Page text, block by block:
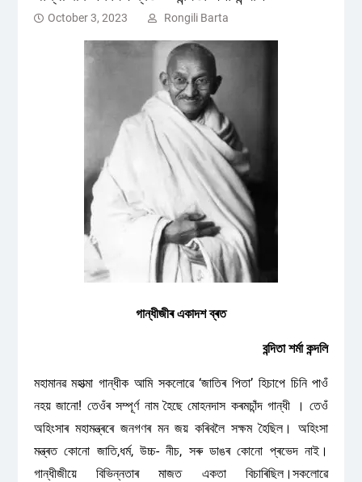
October 3, 2023 Rongili Barta
গান্ধীজীৰ একাদশ ব্ৰত
বন্দিতা শৰ্মা কন্দলি
মহামানৱ মহাত্মা গান্ধীক আমি সকলোৱে ‘জাতিৰ পিতা’ হিচাপে চিনি পাওঁ
নহয় জানো! তেওঁৰ সম্পূৰ্ণ নাম হৈছে মোহনদাস কৰমচাঁন্দ গান্ধী । তেওঁ
অহিংসাৰ মহামন্ত্ৰৰে জনগণৰ মন জয় কৰিবলৈ সক্ষম হৈছিল। অহিংসা
মন্ত্ৰত কোনো জাতি,ধৰ্ম, উচ্চ- নীচ, সৰু ডাঙৰ কোনো প্ৰভেদ নাই।
গান্ধীজীয়ে বিভিন্নতাৰ মাজত একতা বিচাৰিছিল।সকলোৱে